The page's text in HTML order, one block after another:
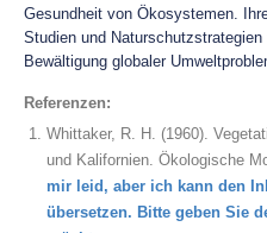
Gesundheit von Ökosystemen.
Studien und
Bewältigung globaler
Referenzen:
Whittaker, R. H. (1960).
und Kalifornien. Ökologische
mir leid, aber ich kann den
übersetzen. Bitte geben Sie